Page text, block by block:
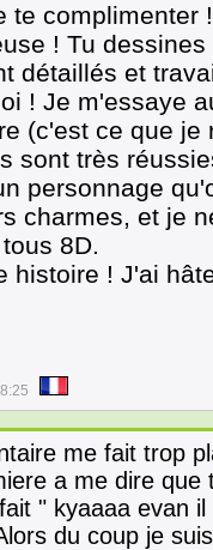
te complimenter
! Tu
détaillés et
! Je m'essaye
(c'est ce que je
sont très
personnage
charmes, et je
8D.
histoire ! J'ai
me fait trop
a me dire
" kyaaaa evan
du coup je